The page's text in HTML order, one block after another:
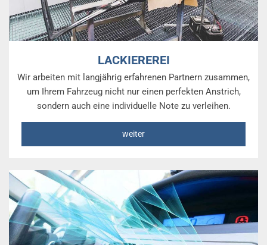
LACKIEREREI
Wir arbeiten mit langjährig erfahrenen Partnern zusammen,
um Ihrem Fahrzeug nicht nur einen perfekten Anstrich,
sondern auch eine individuelle Note zu verleihen.
weiter